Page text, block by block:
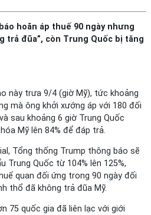
hoãn áp thuế 90 ngày nhưng
trả đũa”, còn Trung Quốc bị tăng
này trưa 9/4 (giờ Mỹ), tức khoảng
mà ông khởi xướng áp với 180 đối
sau khoảng 6 giờ Trung Quốc
Mỹ lên 84% để đáp trả.
Tổng thống Trump thông báo sẽ
Trung Quốc từ 104% lên 125%,
quan đối ứng trong 90 ngày đối
thổ đã không trả đũa Mỹ.
75 quốc gia đã liên lạc với giới